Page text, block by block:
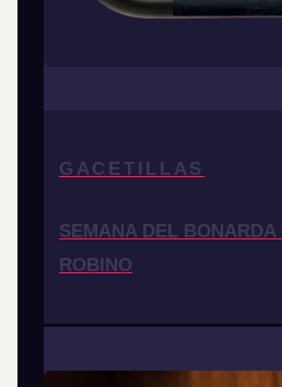
GACETILLAS
SEMANA DEL BONARDA
ROBINO